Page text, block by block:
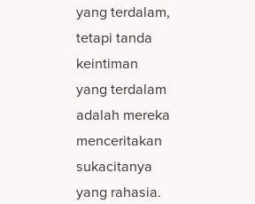
yang terdalam,
tetapi tanda
keintiman
yang terdalam
adalah mereka
menceritakan
sukacitanya
yang rahasia.